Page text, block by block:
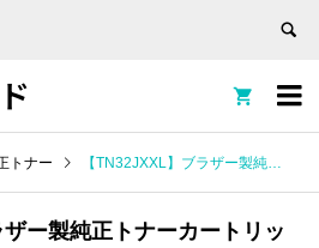


トナー 【TN32JXXL】ブラザー製純正トナーカートリッジ TN32JXXL / 超大容量タイプ
ザー製純正トナーカートリッ